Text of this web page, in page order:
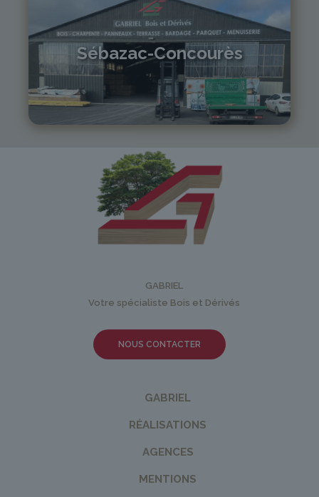
Sébazac-Concourès
05 81 55 83 89
monistrol@gabriel-sa.fr
GABRIEL
Votre spécialiste Bois et Dérivés
NOUS CONTACTER
GABRIEL
RÉALISATIONS
AGENCES
MENTIONS